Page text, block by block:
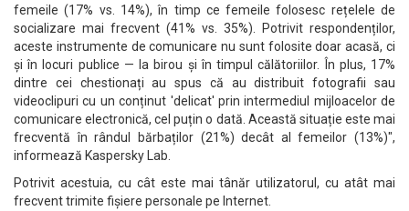
femeile (17% vs. 14%), în timp ce femeile folosesc rețelele de
socializare mai frecvent (41% vs. 35%). Potrivit respondenților,
aceste instrumente de comunicare nu sunt folosite doar acasă, ci
și în locuri publice — la birou și în timpul călătoriilor. În plus, 17%
dintre cei chestionați au spus că au distribuit fotografii sau
videoclipuri cu un conținut 'delicat' prin intermediul mijloacelor de
comunicare electronică, cel puțin o dată. Această situație este mai
frecventă în rândul bărbaților (21%) decât al femeilor (13%)",
informează Kaspersky Lab.
Potrivit acestuia, cu cât este mai tânăr utilizatorul, cu atât mai
frecvent trimite fișiere personale pe Internet.